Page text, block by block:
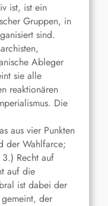
ist, ist ein
Gruppen, in
sind.
Ableger
sie alle
reaktionären
Die
aus vier Punkten
der Wahlfarce;
Recht auf
auf die
ist dabei der
der